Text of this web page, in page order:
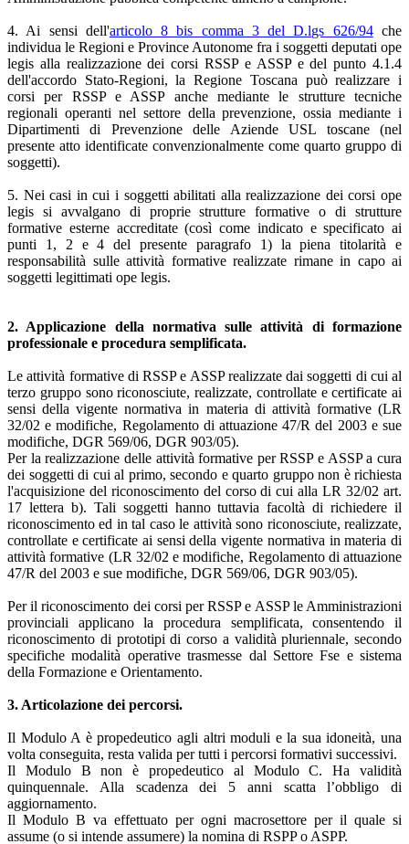
4. Ai sensi dell'articolo 8 bis comma 3 del D.lgs 626/94che
individua le Regioni e Province Autonome fra i soggetti deputati ope
legis alla realizzazione dei corsi RSSP e ASSP e del punto 4.1.4
dell'accordo Stato-Regioni, la Regione Toscana può realizzare i
corsi per RSSP e ASSP anche mediante le strutture tecniche
regionali operanti nel settore della prevenzione, ossia mediante i
Dipartimenti di Prevenzione delle Aziende USL toscane (nel
presente atto identificate convenzionalmente come quarto gruppo di
soggetti).
5. Nei casi in cui i soggetti abilitati alla realizzazione dei corsi ope
legis si avvalgano di proprie strutture formative o di strutture
formative esterne accreditate (così come indicato e specificato ai
punti 1, 2 e 4 del presente paragrafo 1) la piena titolarità e
responsabilità sulle attività formative realizzate rimane in capo ai
soggetti legittimati ope legis.
2. Applicazione della normativa sulle attività di formazione
professionale e procedura semplificata.
Le attività formative di RSSP e ASSP realizzate dai soggetti di cui al
terzo gruppo sono riconosciute, realizzate, controllate e certificate ai
sensi della vigente normativa in materia di attività formative (LR
32/02 e modifiche, Regolamento di attuazione 47/R del 2003 e sue
modifiche, DGR 569/06, DGR 903/05).
Per la realizzazione delle attività formative per RSSP e ASSP a cura
dei soggetti di cui al primo, secondo e quarto gruppo non è richiesta
l'acquisizione del riconoscimento del corso di cui alla LR 32/02 art.
17 lettera b). Tali soggetti hanno tuttavia facoltà di richiedere il
riconoscimento ed in tal caso le attività sono riconosciute, realizzate,
controllate e certificate ai sensi della vigente normativa in materia di
attività formative (LR 32/02 e modifiche, Regolamento di attuazione
47/R del 2003 e sue modifiche, DGR 569/06, DGR 903/05).
Per il riconoscimento dei corsi per RSSP e ASSP le Amministrazioni
provinciali applicano la procedura semplificata, consentendo il
riconoscimento di prototipi di corso a validità pluriennale, secondo
specifiche modalità operative trasmesse dal Settore Fse e sistema
della Formazione e Orientamento.
3. Articolazione dei percorsi.
Il Modulo A è propedeutico agli altri moduli e la sua idoneità, una
volta conseguita, resta valida per tutti i percorsi formativi successivi.
Il Modulo B non è propedeutico al Modulo C. Ha validità
quinquennale. Alla scadenza dei 5 anni scatta l’obbligo di
aggiornamento.
Il Modulo B va effettuato per ogni macrosettore per il quale si
assume (o si intende assumere) la nomina di RSPP o ASPP.